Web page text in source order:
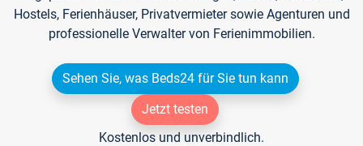
Hostels, Ferienhäuser, Privatvermieter sowie Agenturen und
professionelle Verwalter von Ferienimmobilien.
Sehen Sie, was Beds24 für Sie tun kann
Jetzt testen
Kostenlos und unverbindlich.